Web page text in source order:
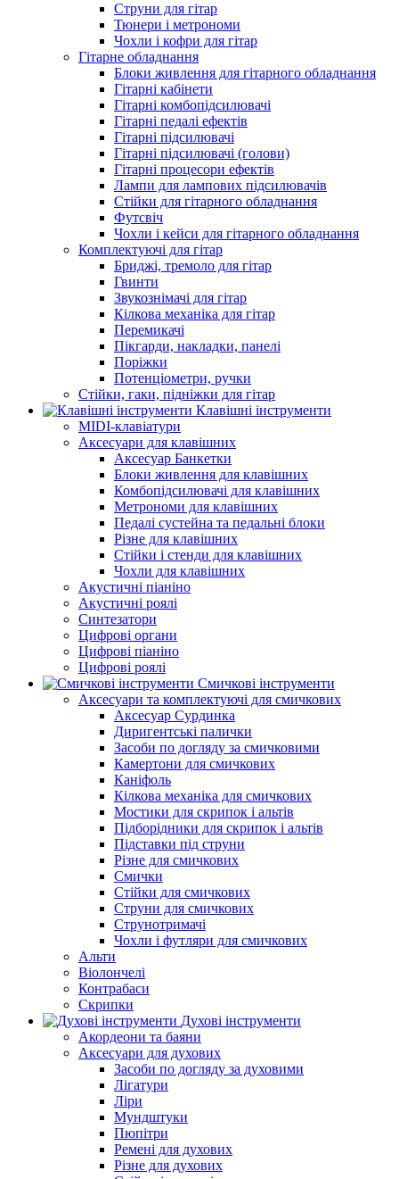
Струни для гітар
Тюнери і метрономи
Чохли і кофри для гітар
Гітарне обладнання
Блоки живлення для гітарного обладнання
Гітарні кабінети
Гітарні комбопідсилювачі
Гітарні педалі ефектів
Гітарні підсилювачі
Гітарні підсилювачі (голови)
Гітарні процесори ефектів
Лампи для лампових підсилювачів
Стійки для гітарного обладнання
Футсвіч
Чохли і кейси для гітарного обладнання
Комплектуючі для гітар
Бриджі, тремоло для гітар
Гвинти
Звукознімачі для гітар
Кілкова механіка для гітар
Перемикачі
Пікгарди, накладки, панелі
Поріжки
Потенціометри, ручки
Стійки, гаки, підніжки для гітар
Клавішні інструменти
MIDI-клавіатури
Аксесуари для клавішних
Аксесуар Банкетки
Блоки живлення для клавішних
Комбопідсилювачі для клавішних
Метрономи для клавішних
Педалі сустейна та педальні блоки
Різне для клавішних
Стійки і стенди для клавішних
Чохли для клавішних
Акустичні піаніно
Акустичні роялі
Синтезатори
Цифрові органи
Цифрові піаніно
Цифрові роялі
Смичкові інструменти
Аксесуари та комплектуючі для смичкових
Аксесуар Сурдинка
Диригентські палички
Засоби по догляду за смичковими
Камертони для смичкових
Каніфоль
Кілкова механіка для смичкових
Мостики для скрипок і альтів
Підборiдники для скрипок і альтів
Підставки під струни
Різне для смичкових
Смички
Стійки для смичкових
Струни для смичкових
Струнотримачі
Чохли і футляри для смичкових
Альти
Віолончелі
Контрабаси
Скрипки
Духові інструменти
Акордеони та баяни
Аксесуари для духових
Засоби по догляду за духовими
Лігатури
Ліри
Мундштуки
Пюпітри
Ремені для духових
Різне для духових